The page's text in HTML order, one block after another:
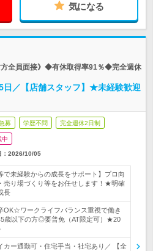
気になる
方全員面接》◆有休取得率91％◆完全週休
日／【店舗スタッフ】★未経験歓迎
募 学歴不問 完全週休2日制
中
2026/10/05
で未経験からの成長をサポート】プロ向
売り場づくり等をお任せします！★明確
長
OK☆ワークライフバランス重視で働き
歳以下の方◎要普免（AT限定可）★20
カー通勤可・住宅手当・社宅あり／ 【全